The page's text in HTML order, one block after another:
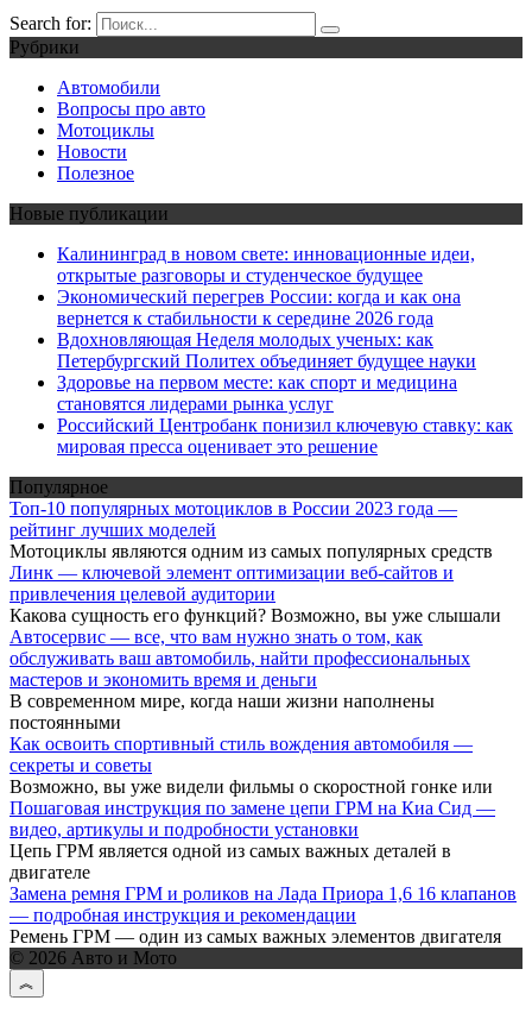
Search for:
Рубрики
Автомобили
Вопросы про авто
Мотоциклы
Новости
Полезное
Новые публикации
Калининград в новом свете: инновационные идеи,
открытые разговоры и студенческое будущее
Экономический перегрев России: когда и как она
вернется к стабильности к середине 2026 года
Вдохновляющая Неделя молодых ученых: как
Петербургский Политех объединяет будущее науки
Здоровье на первом месте: как спорт и медицина
становятся лидерами рынка услуг
Российский Центробанк понизил ключевую ставку: как
мировая пресса оценивает это решение
Популярное
Топ-10 популярных мотоциклов в России 2023 года —
рейтинг лучших моделей
Мотоциклы являются одним из самых популярных средств
Линк — ключевой элемент оптимизации веб-сайтов и
привлечения целевой аудитории
Какова сущность его функций? Возможно, вы уже слышали
Автосервис — все, что вам нужно знать о том, как
обслуживать ваш автомобиль, найти профессиональных
мастеров и экономить время и деньги
В современном мире, когда наши жизни наполнены
постоянными
Как освоить спортивный стиль вождения автомобиля —
секреты и советы
Возможно, вы уже видели фильмы о скоростной гонке или
Пошаговая инструкция по замене цепи ГРМ на Киа Сид —
видео, артикулы и подробности установки
Цепь ГРМ является одной из самых важных деталей в
двигателе
Замена ремня ГРМ и роликов на Лада Приора 1,6 16 клапанов
— подробная инструкция и рекомендации
Ремень ГРМ — один из самых важных элементов двигателя
© 2026 Авто и Мото